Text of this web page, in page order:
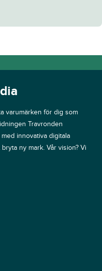
varumärken för dig som
Travronden
innovativa digitala
ny mark. Vår vision? Vi